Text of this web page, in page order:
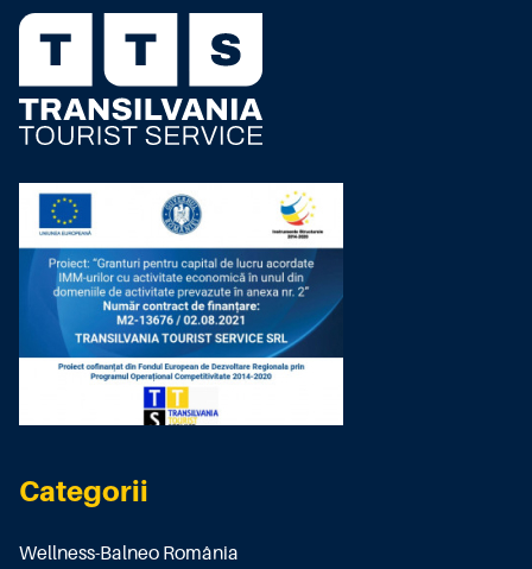
Categorii
Wellness-Balneo România